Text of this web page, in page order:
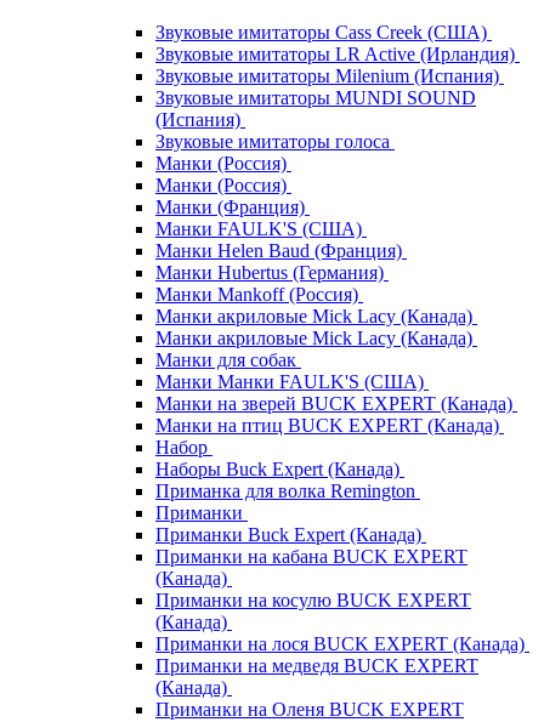
Звуковые имитаторы Cass Creek (США)
Звуковые имитаторы LR Active (Ирландия)
Звуковые имитаторы Milenium (Испания)
Звуковые имитаторы MUNDI SOUND
(Испания)
Звуковые имитаторы голоса
Манки (Россия)
Манки (Россия)
Манки (Франция)
Манки FAULK'S (США)
Манки Helen Baud (Франция)
Манки Hubertus (Германия)
Манки Mankoff (Россия)
Манки акриловые Mick Lacy (Канада)
Манки акриловые Mick Lacy (Канада)
Манки для собак
Манки Манки FAULK'S (США)
Манки на зверей BUCK EXPERT (Канада)
Манки на птиц BUCK EXPERT (Канада)
Набор
Наборы Buck Expert (Канада)
Приманка для волка Remington
Приманки
Приманки Buck Expert (Канада)
Приманки на кабана BUCK EXPERT
(Канада)
Приманки на косулю BUCK EXPERT
(Канада)
Приманки на лося BUCK EXPERT (Канада)
Приманки на медведя BUCK EXPERT
(Канада)
Приманки на Оленя BUCK EXPERT